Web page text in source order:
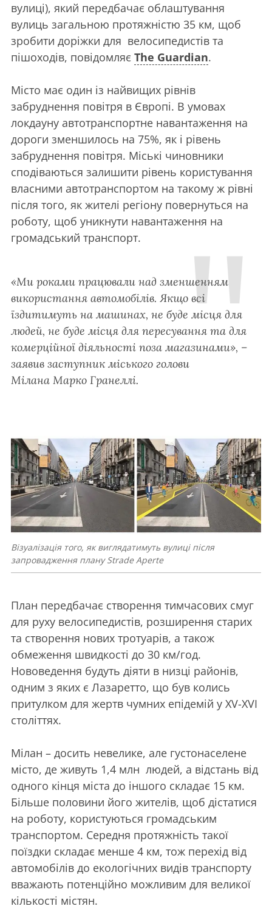
вулиці), який передбачає облаштування
вулиць загальною протяжністю 35 км, щоб
зробити доріжки для велосипедистів та
пішоходів, повідомляє The Guardian.
Місто має один із найвищих рівнів
забруднення повітря в Європі. В умовах
локдауну автотранспортне навантаження на
дороги зменшилось на 75%, як і рівень
забруднення повітря. Міські чиновники
сподіваються залишити рівень користування
власними автотранспортом на такому ж рівні
після того, як жителі регіону повернуться на
роботу, щоб уникнути навантаження на
громадський транспорт.
«Ми роками працювали над зменшенням
використання автомобілів. Якщо всі
їздитимуть на машинах, не буде місця для
людей, не буде місця для пересування та для
комерційної діяльності поза магазинами», –
заявив заступник міського голови
Мілана Марко Гранеллі.
Візуалізація того, як виглядатимуть вулиці після
запровадження плану Strade Aperte
План передбачає створення тимчасових смуг
для руху велосипедистів, розширення старих
та створення нових тротуарів, а також
обмеження швидкості до 30 км/год.
Нововедення будуть діяти в низці районів,
одним з яких є Лазаретто, що був колись
притулком для жертв чумних епідемій у XV-XVI
століттях.
Мілан – досить невелике, але густонаселене
місто, де живуть 1,4 млн людей, а відстань від
одного кінця міста до іншого складає 15 км.
Більше половини його жителів, щоб дістатися
на роботу, користуються громадським
транспортом. Середня протяжність такої
поїздки складає менше 4 км, тож перехід від
автомобілів до екологічних видів транспорту
вважають потенційно можливим для великої
кількості містян.